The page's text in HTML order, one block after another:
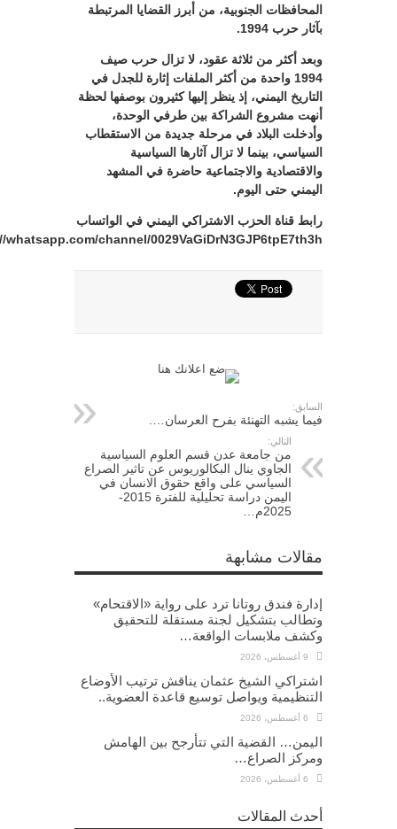
المحافظات الجنوبية، من أبرز القضايا المرتبطة
بآثار حرب 1994.
وبعد أكثر من ثلاثة عقود، لا تزال حرب صيف
1994 واحدة من أكثر الملفات إثارة للجدل في
التاريخ اليمني، إذ ينظر إليها كثيرون بوصفها لحظة
أنهت مشروع الشراكة بين طرفي الوحدة،
وأدخلت البلاد في مرحلة جديدة من الاستقطاب
السياسي، بينما لا تزال آثارها السياسية
والاقتصادية والاجتماعية حاضرة في المشهد
اليمني حتى اليوم.
رابط قناة الحزب الاشتراكي اليمني في الواتساب
whatsapp.com/channel/0029VaGiDrN3GJP6tpE7th3h
السابق:
فيما يشبه التهنئة بفرح العرسان….
التالي:
من جامعة عدن قسم العلوم السياسية
الجاوي ينال البكالوريوس عن تاثير الصراع
السياسي على واقع حقوق الانسان في
اليمن دراسة تحليلية للفترة 2015-
2025م…
مقالات مشابهة
إدارة فندق روتانا ترد على رواية «الاقتحام»
وتطالب بتشكيل لجنة مستقلة للتحقيق
وكشف ملابسات الواقعة…
9 أغسطس، 2026
اشتراكي الشيخ عثمان يناقش ترتيب الأوضاع
التنظيمية ويواصل توسيع قاعدة العضوية..
6 أغسطس، 2026
اليمن… القضية التي تتأرجح بين الهامش
ومركز الصراع…
6 أغسطس، 2026
أحدث المقالات